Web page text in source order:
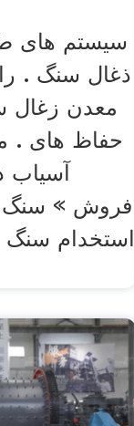
سیستم های
ذغال سنگ .
حفاظ های .
آسیاب
فروش » سنگ
استخدام سنگ